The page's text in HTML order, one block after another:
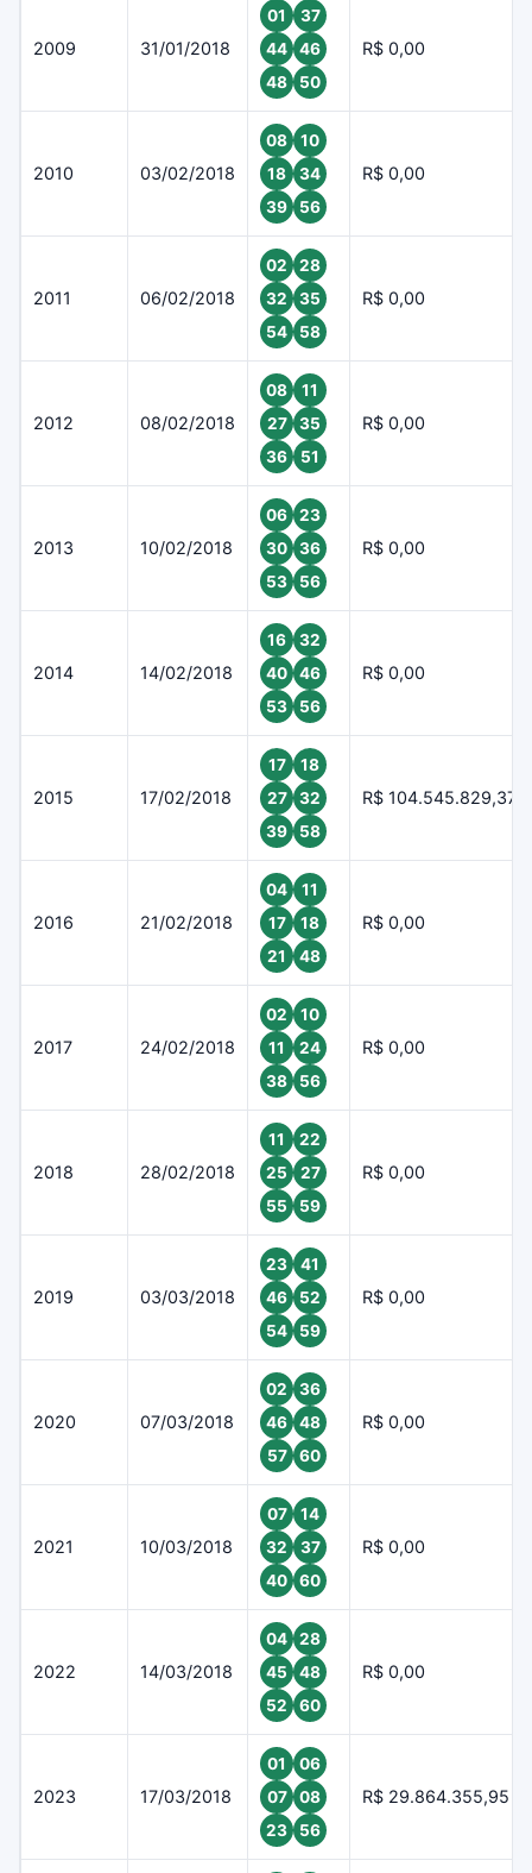
2009 31/01/2018
01
37
44
46
48
50
R$ 0,00
2010 03/02/2018
08
10
18
34
39
56
R$ 0,00
2011 06/02/2018
02
28
32
35
54
58
R$ 0,00
2012 08/02/2018
08
11
27
35
36
51
R$ 0,00
2013 10/02/2018
06
23
30
36
53
56
R$ 0,00
2014 14/02/2018
16
32
40
46
53
56
R$ 0,00
2015 17/02/2018
17
18
27
32
39
58
R$ 104.545.829,37
2016 21/02/2018
04
11
17
18
21
48
R$ 0,00
2017 24/02/2018
02
10
11
24
38
56
R$ 0,00
2018 28/02/2018
11
22
25
27
55
59
R$ 0,00
2019 03/03/2018
23
41
46
52
54
59
R$ 0,00
2020 07/03/2018
02
36
46
48
57
60
R$ 0,00
2021 10/03/2018
07
14
32
37
40
60
R$ 0,00
2022 14/03/2018
04
28
45
48
52
60
R$ 0,00
2023 17/03/2018
01
06
07
08
23
56
R$ 29.864.355,95